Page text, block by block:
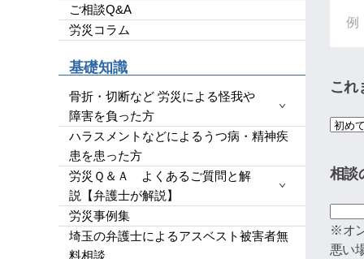
効かつ便利です。チャットGPやGemini
使って文字起こしを私は勧めます。埼
玉県民であれば、アデ○ーレさんより完
全にいいです。支払った金額に対して
今回の結果は私にとって完全なるWin
です。ただ、証拠、何を争いたいかを
明確にし、自分でも勉強する必要はあ
ります。弁護士に丸投げはできないで
す。26年４月からの法改正で本当に良
かったです。子供の為にハードルが高
いと断念せず、精神、不貞、金銭、仕
事の為に泣き寝入り、子供の親権だけ
など思わず、一度相談をするべきで
す。人生は一度きりです。丁か半かの
勝負にでてもいいと思います。あとは
ご相談Q&A
労災コラム
基礎知識
骨折・切断など 労災による怪我や
障害を負った方
ハラスメントなどによるうつ病・精神疾
患を患った方
労災Ｑ＆Ａ よくあるご質問と解
説【弁護士が解説】
労災事例集
埼玉の弁護士によるアスベスト被害者無
料相談
これ
相談
※オ
悪い